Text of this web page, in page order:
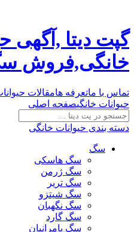
گپت دیتا ,آگهی
خانگی,فروش
تماس با ماتعرفه هامقالات
حیوانات خانگیصفحه اصلی
دسته بندی حیوانات خانگی
سگ
سگ هاسکی
سگ ژرمن
سگ تریر
سگ شیتزو
سگ نگهبان
سگ گارد
سگ پامرانیان